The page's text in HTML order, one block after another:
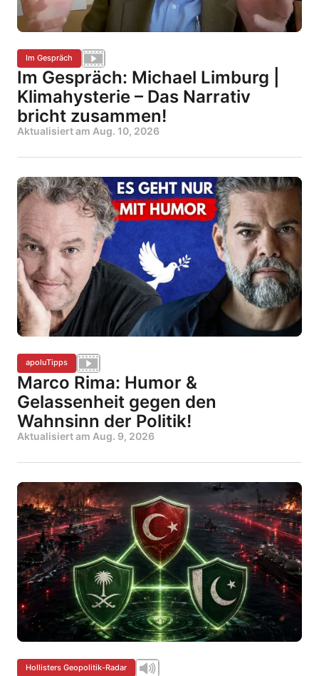
Im Gespräch
Im Gespräch: Michael Limburg |
Klimahysterie – Das Narrativ
bricht zusammen!
Aktualisiert am Aug. 10, 2026
apoluTipps
Marco Rima: Humor &
Gelassenheit gegen den
Wahnsinn der Politik!
Aktualisiert am Aug. 9, 2026
Hollisters Geopolitik-Radar